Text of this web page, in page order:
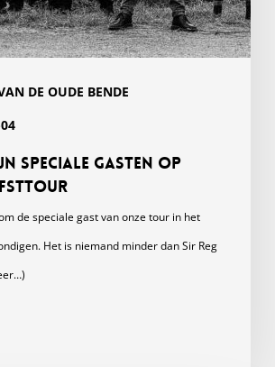
DE OUDE BENDE
speciale gasten op
de speciale gast van onze tour in het
Het is niemand minder dan Sir Reg